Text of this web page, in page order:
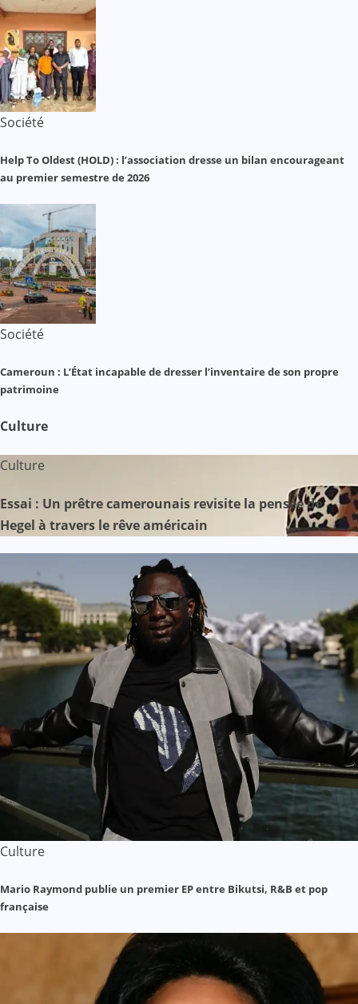
Société
Help To Oldest (HOLD) : l’association dresse un bilan encourageant
au premier semestre de 2026
Société
Cameroun : L’État incapable de dresser l’inventaire de son propre
patrimoine
Culture
Culture
Essai : Un prêtre camerounais revisite la pensée de
Hegel à travers le rêve américain
Culture
Mario Raymond publie un premier EP entre Bikutsi, R&B et pop
française